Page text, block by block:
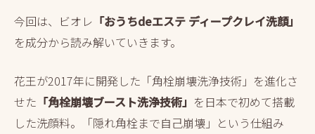
今回は、ビオレ 「おうちdeエステ ディープクレイ洗顔」
を成分から読み解いていきます。
花王が2017年に開発した「角栓崩壊洗浄技術」を進化さ
せた 「角栓崩壊ブースト洗浄技術」 を日本で初めて搭載
した洗顔料。「隠れ角栓まで自己崩壊」という仕組み